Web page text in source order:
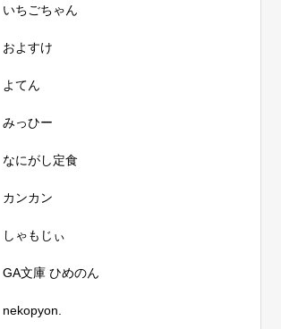
いちごちゃん
およすけ
よてん
みっひー
なにがし定食
カンカン
しゃもじぃ
GA文庫 ひめのん
nekopyon.